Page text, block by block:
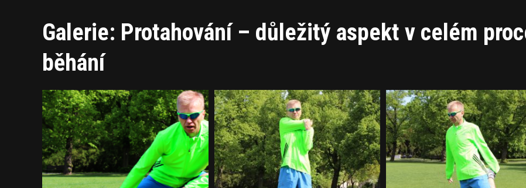
Galerie: Protahování – důležitý aspekt v celém
běhání